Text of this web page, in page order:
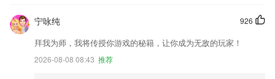
926
宁咏纯
拜我为师，我将传授你游戏的秘籍，让你成为无敌的玩家！
2026-08-08 08:43 推荐